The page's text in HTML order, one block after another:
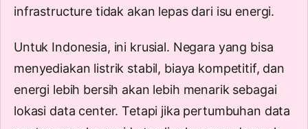
infrastructure tidak akan lepas dari isu energi.
Untuk Indonesia, ini krusial. Negara yang bisa
menyediakan listrik stabil, biaya kompetitif, dan
energi lebih bersih akan lebih menarik sebagai
lokasi data center. Tetapi jika pertumbuhan data